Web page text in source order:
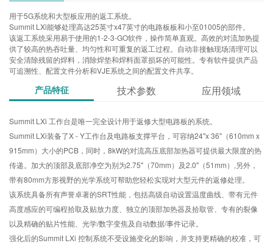
用于5G系统和大型板应用的返工系统。
Summit LXi能够处理高达25英寸x47英寸的电路板板和小至01005的部件。
该返工系统采用易于使用的1-2-3-GO软件，操作简单直观。高效的对流加热提
供了较高的热吞吐量、均匀性和可重复的返工过程。自动非接触现场清理可以
安全清除残留的焊料，消除焊垫和焊料面罩损坏的可能性。专有软件提供产品
可追溯性、配置文件分析和VJE系统之间的配置文件共享。
产品特征 技术参数 应用领域
Summit LXi 工作台是唯一完全设计用于返修大型电路板的系统。
Summit LXi装备了X - Y工作台及电路板支撑平台，可容纳24"x 36"（610mm x
915mm）大小的PCB，同时，8kW的对流高压底部加热器可提供最大限度的热
传递。加大的顶部及底部净空为别为2.75"（70mm）及2.0"（51mm）,另外，
带有80mm方形视野的光学系统可帮助您轻松实现对大型元件的返修处理。
该系统具备所有声誉卓著的SRT性能，包括高级自动设置温度曲线、带有元件
高度感应的可编程拾取及贴放力度、独立的顶部加热器及拾取管、专有的裂像
以及精确的贴片性能、光学/数字变焦及自动数据/事件记录。
强化后的Summit LXi 控制系统不受设施变化的影响，并支持更精确的校准，可